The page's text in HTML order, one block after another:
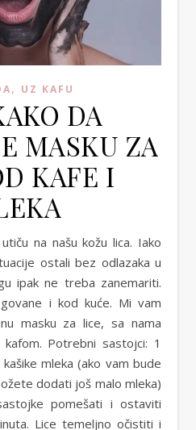
, UZ KAFU
DA
MASKU ZA
KAFE I
ostali bez odlazaka u
ipak ne treba zanemariti.
i kod kuće. Mi vam
masku za lice, sa nama
Potrebni sastojci: 1
mleka (ako vam bude
dodati još malo mleka)
pomešati i ostaviti
Lice temeljno očistiti i